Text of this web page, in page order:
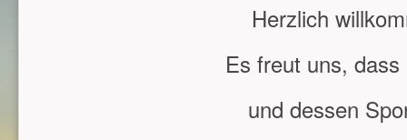
Herzlich
Es freut uns,
und dessen